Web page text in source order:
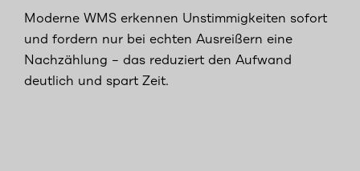
Moderne WMS erkennen Unstimmigkeiten sofort
und fordern nur bei echten Ausreißern eine
Nachzählung – das reduziert den Aufwand
deutlich und spart Zeit.